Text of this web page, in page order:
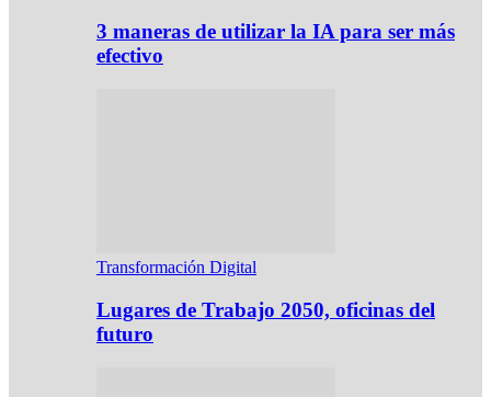
3 maneras de utilizar la IA para ser más
efectivo
Transformación Digital
Lugares de Trabajo 2050, oficinas del
futuro